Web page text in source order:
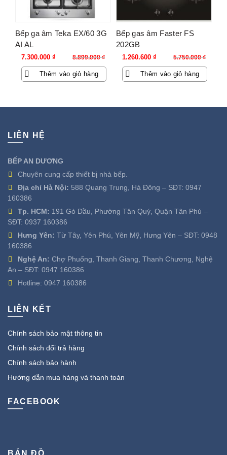
Bếp ga âm Teka EX/60 3G
AI AL
8.899.000₫
Giá
gốc
là:
7.300.000 ₫
Giá
hiện
tại
Thêm vào giỏ hàng
Bếp gas âm Faster FS
202GB
5.750.000₫
Giá
gốc
là:
1.260.600 ₫
Giá
hiện
tại
Thêm vào giỏ hàng
LIÊN HỆ
BẾP AN DƯƠNG
Chuyên cung cấp thiết bị nhà bếp.
Địa chỉ Hà Nội: 588 Quang Trung, Hà Đông – SĐT: 0947
160386
Tp. HCM: 191 Gò Dầu, Phường Tân Quý, Quận Tân Phú –
SĐT: 0937 160386
Hưng Yên: Từ Tây, Yên Phú, Yên Mỹ, Hưng Yên – SĐT: 0948
160386
Nghệ An: Chợ Phuống, Thanh Giang, Thanh Chương, Nghệ
An – SĐT: 0947 160386
Hotline: 0947 160386
LIÊN KẾT
Chính sách bảo mật thông tin
Chính sách đổi trả hàng
Chính sách bảo hành
Hướng dẫn mua hàng và thanh toán
FACEBOOK
BẢN ĐỒ